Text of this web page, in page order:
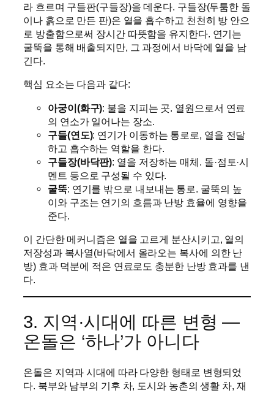
라 흐르며 구들판(구들장)을 데운다. 구들장(두툼한 돌
이나 흙으로 만든 판)은 열을 흡수하고 천천히 방 안으
로 방출함으로써 장시간 따뜻함을 유지한다. 연기는
굴뚝을 통해 배출되지만, 그 과정에서 바닥에 열을 남
긴다.
핵심 요소는 다음과 같다:
아궁이(화구): 불을 지피는 곳. 열원으로서 연료
의 연소가 일어나는 장소.
구들(연도): 연기가 이동하는 통로로, 열을 전달
하고 흡수하는 역할을 한다.
구들장(바닥판): 열을 저장하는 매체. 돌·점토·시
멘트 등으로 구성될 수 있다.
굴뚝: 연기를 밖으로 내보내는 통로. 굴뚝의 높
이와 구조는 연기의 흐름과 난방 효율에 영향을
준다.
이 간단한 메커니즘은 열을 고르게 분산시키고, 열의
저장성과 복사열(바닥에서 올라오는 복사에 의한 난
방) 효과 덕분에 적은 연료로도 충분한 난방 효과를 낸
다.
3. 지역·시대에 따른 변형 —
온돌은 ‘하나’가 아니다
온돌은 지역과 시대에 따라 다양한 형태로 변형되었
다. 북부와 남부의 기후 차, 도시와 농촌의 생활 차, 재